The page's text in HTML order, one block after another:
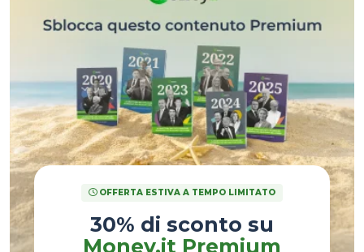
OFFERTA ESTIVA A TEMPO LIMITATO
30% di sconto su
Money.it Premium